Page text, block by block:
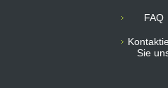
FAQ
Sie